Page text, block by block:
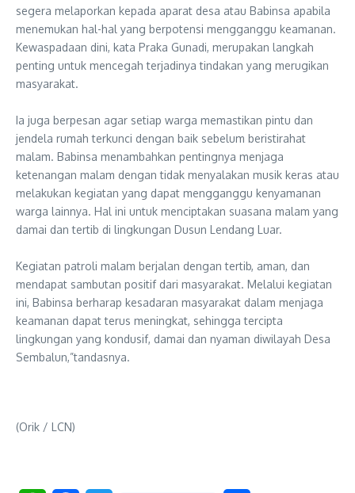
segera melaporkan kepada aparat desa atau Babinsa apabila
menemukan hal-hal yang berpotensi mengganggu keamanan.
Kewaspadaan dini, kata Praka Gunadi, merupakan langkah
penting untuk mencegah terjadinya tindakan yang merugikan
masyarakat.
‎Ia juga berpesan agar setiap warga memastikan pintu dan
jendela rumah terkunci dengan baik sebelum beristirahat
malam. Babinsa menambahkan pentingnya menjaga
ketenangan malam dengan tidak menyalakan musik keras atau
melakukan kegiatan yang dapat mengganggu kenyamanan
warga lainnya. Hal ini untuk menciptakan suasana malam yang
damai dan tertib di lingkungan Dusun Lendang Luar.
‎Kegiatan patroli malam berjalan dengan tertib, aman, dan
mendapat sambutan positif dari masyarakat. Melalui kegiatan
ini, Babinsa berharap kesadaran masyarakat dalam menjaga
keamanan dapat terus meningkat, sehingga tercipta
lingkungan yang kondusif, damai dan nyaman diwilayah Desa
Sembalun,”tandasnya.
(Orik / LCN)